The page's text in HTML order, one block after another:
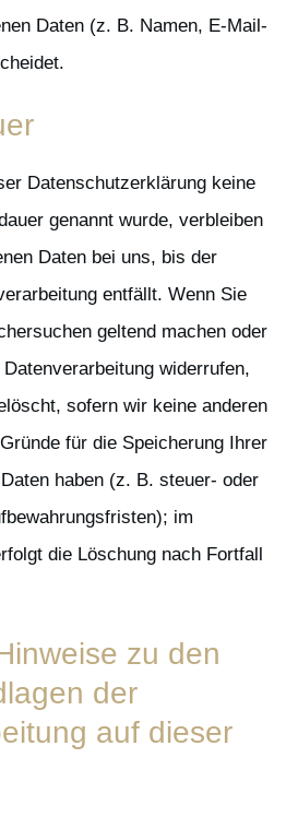
Daten (z. B. Namen, E-Mail-
Datenschutzerklärung keine
genannt wurde, verbleiben
Daten bei uns, bis der
entfällt. Wenn Sie
geltend machen oder
widerrufen,
sofern wir keine anderen
für die Speicherung Ihrer
haben (z. B. steuer- oder
im
die Löschung nach Fortfall
zu den
der
auf dieser